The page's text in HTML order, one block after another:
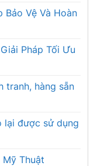
Bảo Vệ Và Hoàn
Pháp Tối Ưu
tranh, hàng sẵn
lại được sử dụng
Mỹ Thuật